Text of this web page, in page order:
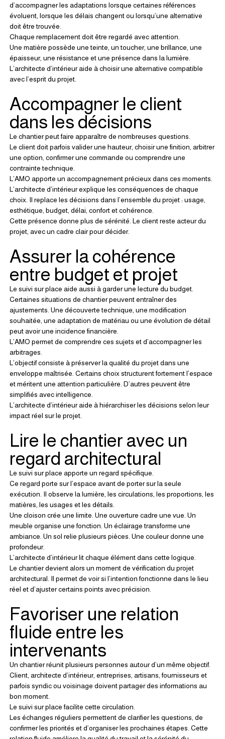
d’accompagner les adaptations lorsque certaines références
évoluent, lorsque les délais changent ou lorsqu’une alternative
doit être trouvée.
Chaque remplacement doit être regardé avec attention.
Une matière possède une teinte, un toucher, une brillance, une
épaisseur, une résistance et une présence dans la lumière.
L’architecte d’intérieur aide à choisir une alternative compatible
avec l’esprit du projet.
Accompagner le client
dans les décisions
Le chantier peut faire apparaître de nombreuses questions.
Le client doit parfois valider une hauteur, choisir une finition, arbitrer
une option, confirmer une commande ou comprendre une
contrainte technique.
L’AMO apporte un accompagnement précieux dans ces moments.
L’architecte d’intérieur explique les conséquences de chaque
choix. Il replace les décisions dans l’ensemble du projet : usage,
esthétique, budget, délai, confort et cohérence.
Cette présence donne plus de sérénité. Le client reste acteur du
projet, avec un cadre clair pour décider.
Assurer la cohérence
entre budget et projet
Le suivi sur place aide aussi à garder une lecture du budget.
Certaines situations de chantier peuvent entraîner des
ajustements. Une découverte technique, une modification
souhaitée, une adaptation de matériau ou une évolution de détail
peut avoir une incidence financière.
L’AMO permet de comprendre ces sujets et d’accompagner les
arbitrages.
L’objectif consiste à préserver la qualité du projet dans une
enveloppe maîtrisée. Certains choix structurent fortement l’espace
et méritent une attention particulière. D’autres peuvent être
simplifiés avec intelligence.
L’architecte d’intérieur aide à hiérarchiser les décisions selon leur
impact réel sur le projet.
Lire le chantier avec un
regard architectural
Le suivi sur place apporte un regard spécifique.
Ce regard porte sur l’espace avant de porter sur la seule
exécution. Il observe la lumière, les circulations, les proportions, les
matières, les usages et les détails.
Une cloison crée une limite. Une ouverture cadre une vue. Un
meuble organise une fonction. Un éclairage transforme une
ambiance. Un sol relie plusieurs pièces. Une couleur donne une
profondeur.
L’architecte d’intérieur lit chaque élément dans cette logique.
Le chantier devient alors un moment de vérification du projet
architectural. Il permet de voir si l’intention fonctionne dans le lieu
réel et d’ajuster certains points avec précision.
Favoriser une relation
fluide entre les
intervenants
Un chantier réunit plusieurs personnes autour d’un même objectif.
Client, architecte d’intérieur, entreprises, artisans, fournisseurs et
parfois syndic ou voisinage doivent partager des informations au
bon moment.
Le suivi sur place facilite cette circulation.
Les échanges réguliers permettent de clarifier les questions, de
confirmer les priorités et d’organiser les prochaines étapes. Cette